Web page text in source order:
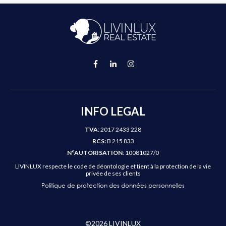
INFO LEGAL
TVA: 2017 2433 228
RCS:B 215 833
N°AUTORISATION: 10081027/0
LIVINLUX respecte le code de déontologie et tient à la protection de la vie
privée de ses clients
Politique de protection des données personnelles
©2026LIVINLUX